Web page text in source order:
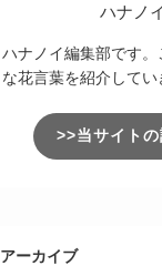
ハナノ
ハナノイ編集部です
な花言葉を紹介してい
>>当サイト
アーカイブ